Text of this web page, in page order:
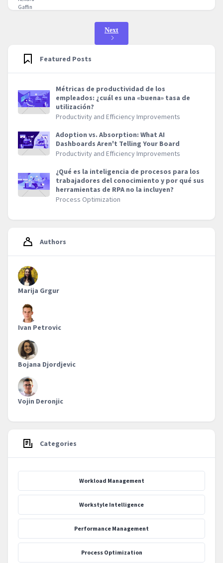
Next
Featured Posts
Métricas de productividad de los
empleados: ¿cuál es una «buena» tasa de
utilización?
Productivity and Efficiency Improvements
Adoption vs. Absorption: What AI
Dashboards Aren't Telling Your Board
Productivity and Efficiency Improvements
¿Qué es la inteligencia de procesos para los
trabajadores del conocimiento y por qué sus
herramientas de RPA no la incluyen?
Process Optimization
Authors
Marija Grgur
Ivan Petrovic
Bojana Djordjevic
Vojin Deronjic
Categories
Workload Management
Workstyle Intelligence
Performance Management
Process Optimization